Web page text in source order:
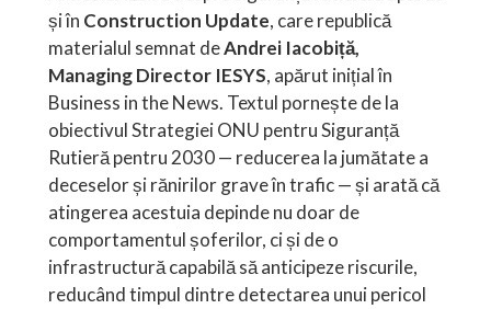
și în Construction Update, care republică
materialul semnat deAndrei Iacobiță,
Managing Director IESYS, apărut inițial în
Business in the News. Textul pornește de la
obiectivul Strategiei ONU pentru Siguranță
Rutieră pentru 2030 — reducerea la jumătate a
deceselor și rănirilor grave în trafic — și arată că
atingerea acestuia depinde nu doar de
comportamentul șoferilor, ci și de o
infrastructură capabilă să anticipeze riscurile,
reducând timpul dintre detectarea unui pericol